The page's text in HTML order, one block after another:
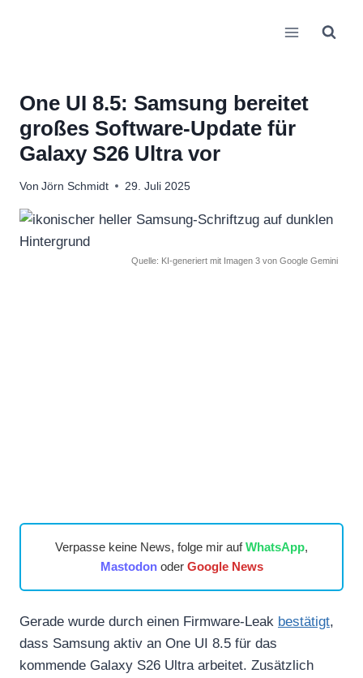
One UI 8.5: Samsung bereitet
großes Software-Update für
Galaxy S26 Ultra vor
Von Jörn Schmidt 29. Juli 2025
Quelle: KI-generiert mit Imagen 3 von Google Gemini
Verpasse keine News, folge mir aufWhatsApp,
Mastodonoder Google News
Gerade wurde durch einen Firmware-Leak bestätigt,
dass Samsung aktiv an One UI 8.5 für das
kommende Galaxy S26 Ultra arbeitet. Zusätzlich